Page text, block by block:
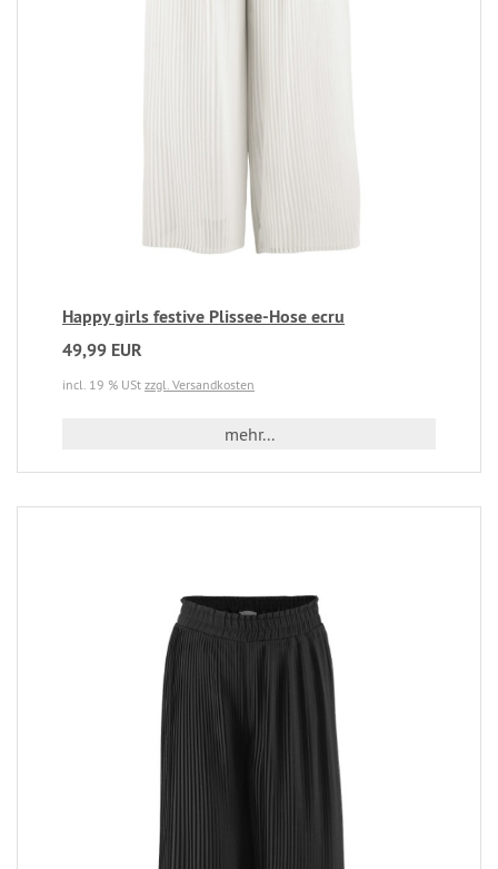
Happy girls festive Plissee-Hose ecru
49,99 EUR
incl. 19 % USt zzgl. Versandkosten
mehr...